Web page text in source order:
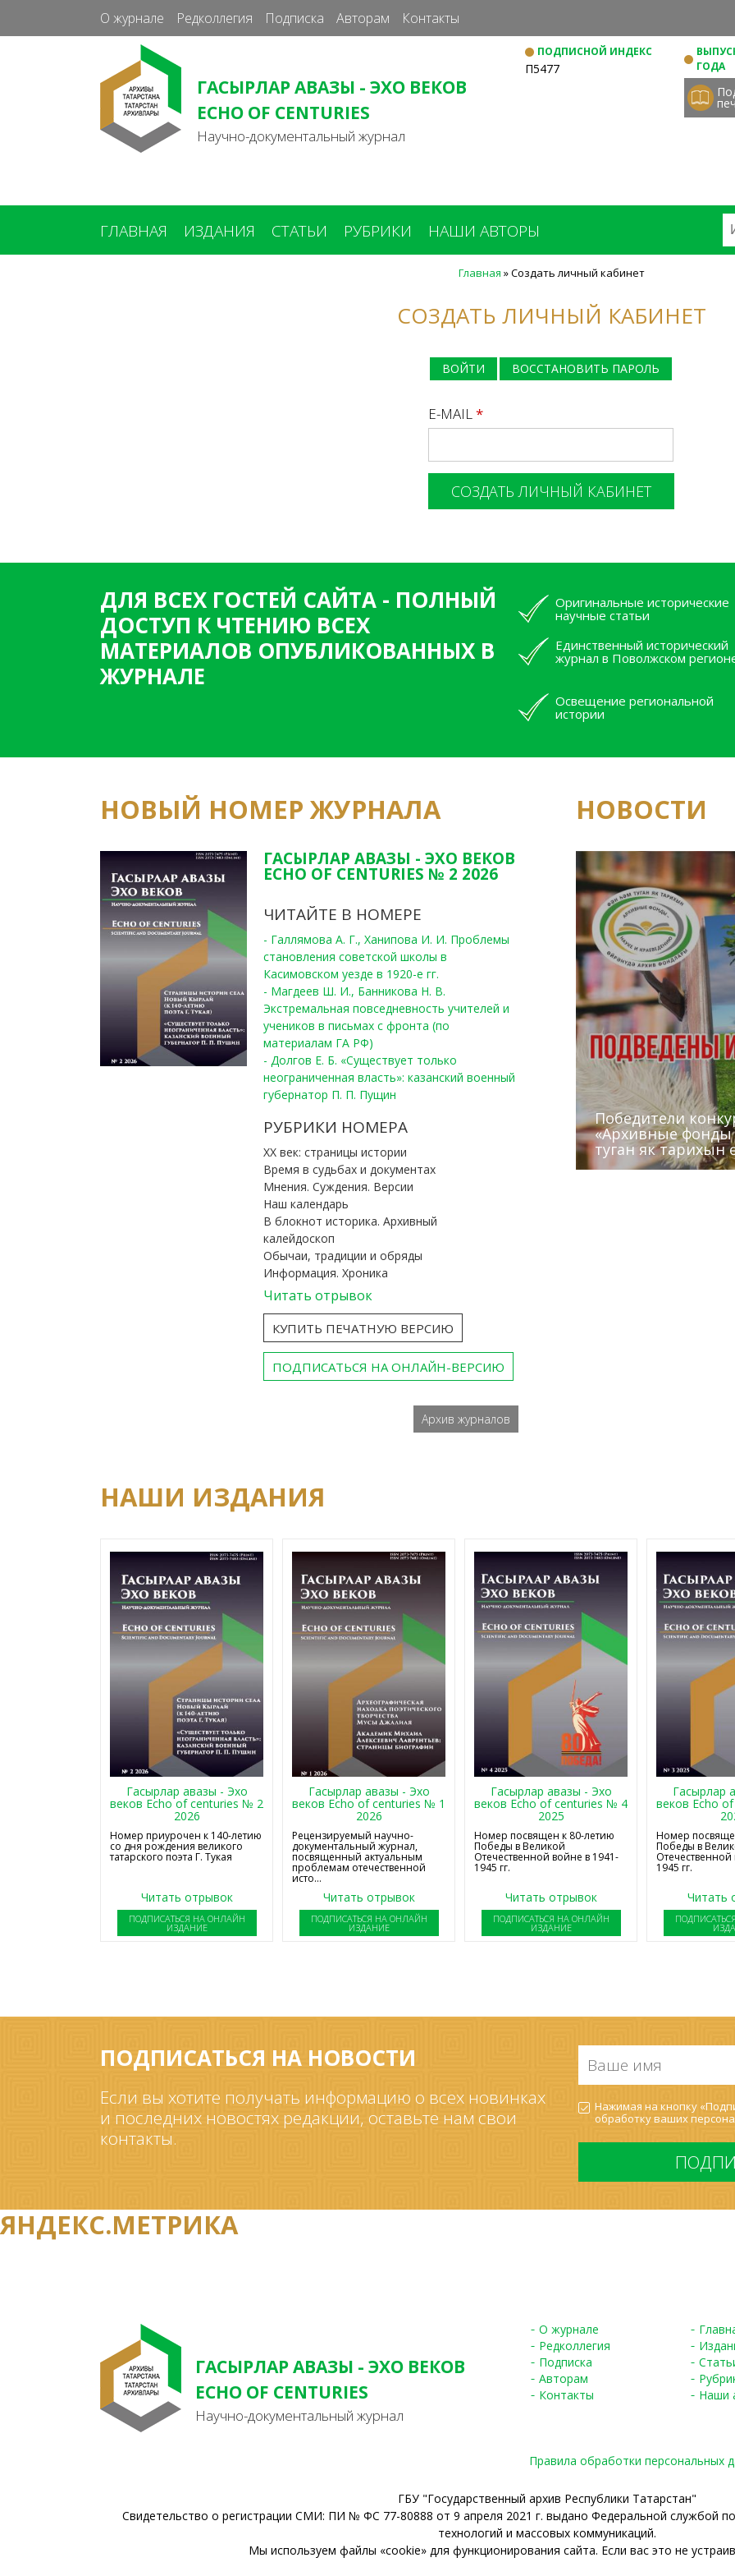
к
основному
О журнале Редколлегия Подписка Авторам Контакты
ГАСЫРЛАР АВАЗЫ - ЭХО ВЕКОВ
ECHO OF CENTURIES
Научно-документальный журнал
ПОДПИСНОЙ ИНДЕКС
П5477
ГОДА
ГЛАВНАЯ ИЗДАНИЯ СТАТЬИ РУБРИКИ НАШИ АВТОРЫ
Главная »Создать личный кабинет
СОЗДАТЬ ЛИЧНЫЙ КАБИНЕТ
ВОЙТИ ВОССТАНОВИТЬ ПАРОЛЬ
E-MAIL*
ДЛЯ ВСЕХ ГОСТЕЙ САЙТА - ПОЛНЫЙ
ДОСТУП К ЧТЕНИЮ ВСЕХ
МАТЕРИАЛОВ ОПУБЛИКОВАННЫХ В
ЖУРНАЛЕ
Оригинальные исторические
научные статьи
Единственный исторический
журнал в Поволжском
Освещение региональной
истории
НОВЫЙ НОМЕР ЖУРНАЛА
ГАСЫРЛАР АВАЗЫ - ЭХО ВЕКОВ
ECHO OF CENTURIES № 2 2026
ЧИТАЙТЕ В НОМЕРЕ
- Галлямова А. Г., Ханипова И. И. Проблемы
становления советской школы в
Касимовском уезде в 1920-е гг.
- Магдеев Ш. И., Банникова Н. В.
Экстремальная повседневность учителей и
учеников в письмах с фронта (по
материалам ГА РФ)
- Долгов Е. Б. «Существует только
неограниченная власть»: казанский военный
губернатор П. П. Пущин
РУБРИКИ НОМЕРА
ХХ век: страницы истории
Время в судьбах и документах
Мнения. Суждения. Версии
Наш календарь
В блокнот историка. Архивный
калейдоскоп
Обычаи, традиции и обряды
Информация. Хроника
Читать отрывок
КУПИТЬ ПЕЧАТНУЮ ВЕРСИЮ
ПОДПИСАТЬСЯ НА ОНЛАЙН-ВЕРСИЮ
Архив журналов
НОВОСТИ
Победители
«Архивные фонды
туган як тарихын
Архивисты
Госархива
Юным
Сотрудники
Эхо веков»
(КХТИ)
«Мир архивов
НАШИ ИЗДАНИЯ
Гасырлар авазы - Эхо
веков Echo of centuries № 2
2026
Номер приурочен к 140-летию
со дня рождения великого
татарского поэта Г. Тукая
Читать отрывок
ПОДПИСАТЬСЯ НА ОНЛАЙН
ИЗДАНИЕ
Гасырлар авазы - Эхо
веков Echo of centuries № 1
2026
Рецензируемый научно-
документальный журнал,
посвященный актуальным
проблемам отечественной
исто...
Читать отрывок
ПОДПИСАТЬСЯ НА ОНЛАЙН
ИЗДАНИЕ
Гасырлар авазы - Эхо
веков Echo of centuries № 4
2025
Номер посвящен к 80-летию
Победы в Великой
Отечественной войне в 1941-
1945 гг.
Читать отрывок
ПОДПИСАТЬСЯ НА ОНЛАЙН
ИЗДАНИЕ
Гасырлар
веков Echo
Номер
Победы в
1945 гг.
Читать
ПОДПИСАТЬСЯ НА НОВОСТИ
Если вы хотите получать информацию о всех новинках
и последних новостях редакции, оставьте нам свои
контакты.
имя
*
Согласие
на
обработку
*
Нажимая на кнопку
обработку ваших
ЯНДЕКС.МЕТРИКА
ГАСЫРЛАР АВАЗЫ - ЭХО ВЕКОВ
ECHO OF CENTURIES
Научно-документальный журнал
О журнале
Редколлегия
Подписка
Авторам
Контакты
Наши
Правила обработки персональных
ГБУ "Государственный архив Республики Татарстан"
Свидетельство о регистрации СМИ: ПИ № ФС 77-80888 от 9 апреля 2021 г. выдано Федеральной службой
технологий и массовых коммуникаций.
Мы используем файлы «cookie» для функционирования сайта. Если вас это не